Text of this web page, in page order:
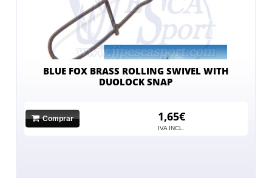
BLUE FOX BRASS ROLLING SWIVEL WITH
DUOLOCK SNAP
Comprar 1,65€
IVA INCL.